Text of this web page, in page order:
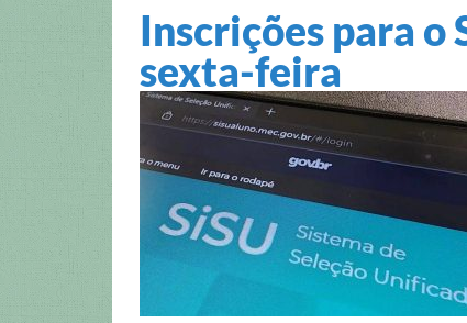
Inscrições para o
sexta-feira